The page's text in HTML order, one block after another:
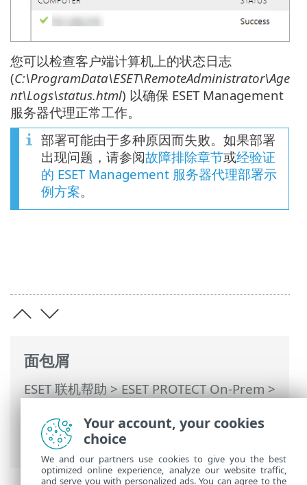
面包屑
ESET 联机帮助>ESET PROTECT On-Prem>
部署>远程部署 >ESET Remote
Deployment Tool
您可以检查客户端计算机上的状态日志
(C:\ProgramData\ESET\RemoteAdministrator\Age
nt\Logs\status.html) 以确保 ESET Management
服务器代理正常工作。
部署可能由于多种原因而失败。如果部署
出现问题，请参阅故障排除章节或经验证
的 ESET Management 服务器代理部署示
例方案。
Your account, your cookies
choice
We and our partners use cookies to give you the best
optimized online experience, analyze our website traffic,
and serve you with personalized ads. You can agree to the